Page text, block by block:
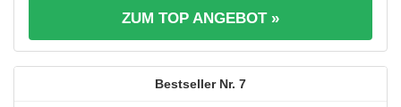
ZUM TOP ANGEBOT »
7